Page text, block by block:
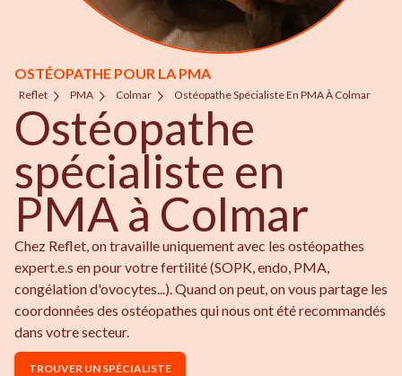
OSTÉOPATHE POUR LA PMA
Reflet PMA Colmar Ostéopathe Spécialiste En PMA À Colmar
Ostéopathe
spécialiste en
PMA à Colmar
Chez Reflet, on travaille uniquement avec les ostéopathes
expert.e.s en pour votre fertilité (SOPK, endo, PMA,
congélation d'ovocytes...). Quand on peut, on vous partage les
coordonnées des ostéopathes qui nous ont été recommandés
dans votre secteur.
TROUVER UN SPÉCIALISTE